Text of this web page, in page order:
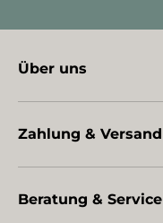
Über uns
Zahlung & Versand
Beratung & Service